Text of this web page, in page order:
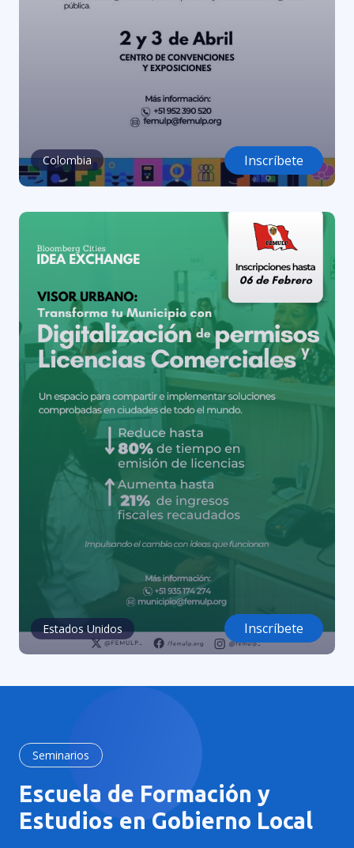
Colombia Inscríbete
Estados Unidos Inscríbete
Seminarios
Escuela de Formación y
Estudios en Gobierno Local